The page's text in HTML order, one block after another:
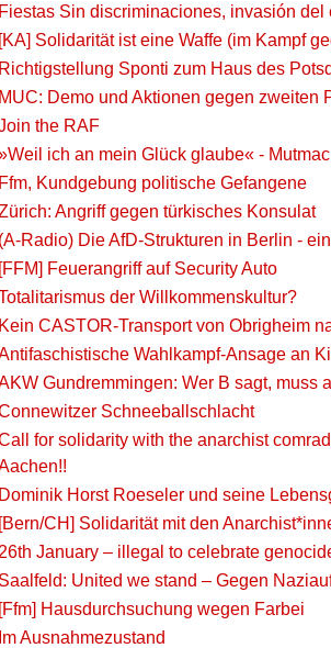
Fiestas Sin discriminaciones, invasión
[KA] Solidarität ist eine Waffe (im Kampf
Richtigstellung Sponti zum Haus des
MUC: Demo und Aktionen gegen zweiten
the RAF
ich an mein Glück glaube« -
Ffm, Kundgebung politische Gefangene
Angriff gegen türkisches Konsulat
(A-Radio) Die AfD-Strukturen in Berlin -
[FFM] Feuerangriff auf Security Auto
der Willkommenskultur?
Kein CASTOR-Transport von Obrigheim
Wahlkampf-Ansage an
Gundremmingen: Wer B sagt, muss
Schneeballschlacht
for solidarity with the anarchist
Dominik Horst Roeseler und seine
[Bern/CH] Solidarität mit den
26th January – illegal to celebrate
Saalfeld: United we stand – Gegen
[Ffm] Hausdurchsuchung wegen Farbei
Im Ausnahmezustand